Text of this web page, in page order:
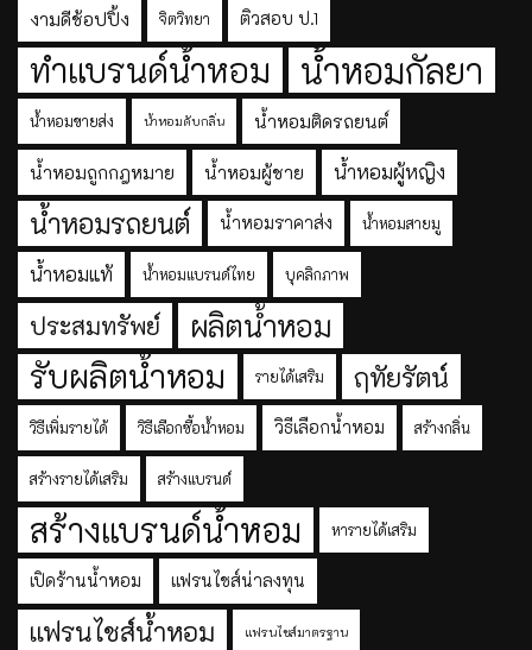
งามดีช้อปปิ้ง จิตวิทยา ติวสอบ ป.1
ทำแบรนด์น้ำหอม น้ำหอมกัลยา
น้ำหอมขายส่ง น้ำหอมดับกลิ่น น้ำหอมติดรถยนต์
น้ำหอมถูกกฎหมาย น้ำหอมผู้ชาย น้ำหอมผู้หญิง
น้ำหอมรถยนต์ น้ำหอมราคาส่ง น้ำหอมสายมู
น้ำหอมแท้ น้ำหอมแบรนด์ไทย บุคลิกภาพ
ประสมทรัพย์ ผลิตน้ำหอม
รับผลิตน้ำหอม รายได้เสริม ฤทัยรัตน์
วิธีเพิ่มรายได้ วิธีเลือกซื้อน้ำหอม วิธีเลือกน้ำหอม สร้างกลิ่น
สร้างรายได้เสริม สร้างแบรนด์
สร้างแบรนด์น้ำหอม หารายได้เสริม
เปิดร้านน้ำหอม แฟรนไชส์น่าลงทุน
แฟรนไชส์น้ำหอม แฟรนไชส์มาตรฐาน